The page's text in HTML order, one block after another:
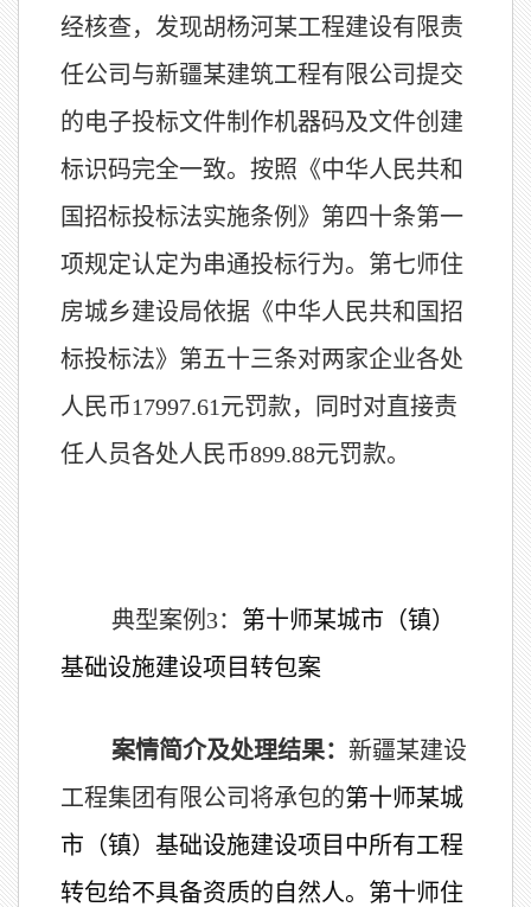
经核查，发现胡杨河某工程建设有限责
任公司与新疆某建筑工程有限公司提交
的电子投标文件制作机器码及文件创建
标识码完全一致。按照《中华人民共和
国招标投标法实施条例》第四十条第一
项规定认定为串通投标行为。第七师住
房城乡建设局依据《中华人民共和国招
标投标法》第五十三条对两家企业各处
人民币17997.61元罚款，同时对直接责
任人员各处人民币899.88元罚款。
典型案例3： 第十师某城市（镇）
基础设施建设项目转包案
案情简介及处理结果： 新疆某建设
工程集团有限公司将承包的第十师某城
市（镇）基础设施建设项目中所有工程
转包给不具备资质的自然人。第十师住